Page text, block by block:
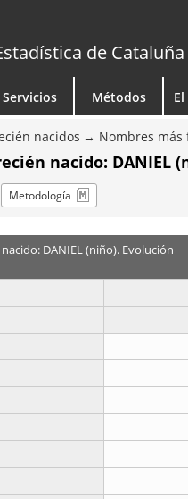
de Cataluña
Servicios Métodos
nacidos Nombres más
nacido: DANIEL
Metodología
DANIEL (niño). Evolución